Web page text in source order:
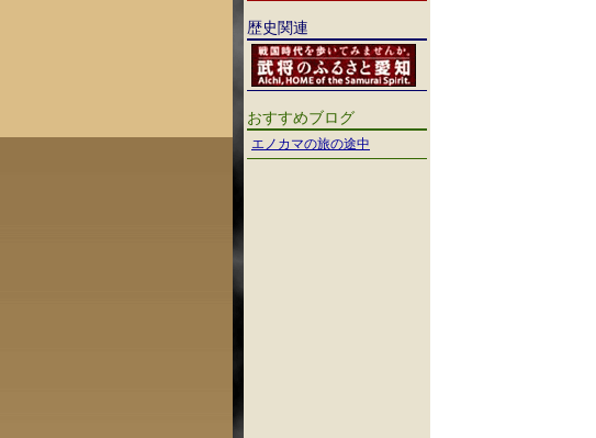
歴史関連
おすすめブログ
エノカマの旅の途中